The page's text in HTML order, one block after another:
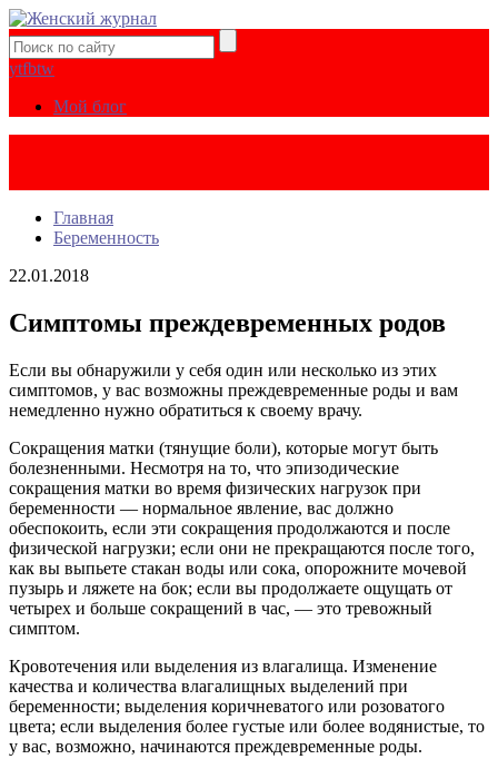
ytfbtw
Мой блог
Главная
Беременность
22.01.2018
Симптомы преждевременных родов
Если вы обнаружили у себя один или несколько из этих
симптомов, у вас возможны преждевременные роды и вам
немедленно нужно обратиться к своему врачу.
Сокращения матки (тянущие боли), которые могут быть
болезненными. Несмотря на то, что эпизодические
сокращения матки во время физических нагрузок при
беременности — нормальное явление, вас должно
обеспокоить, если эти сокращения продолжаются и после
физической нагрузки; если они не прекращаются после того,
как вы выпьете стакан воды или сока, опорожните мочевой
пузырь и ляжете на бок; если вы продолжаете ощущать от
четырех и больше сокращений в час, — это тревожный
симптом.
Кровотечения или выделения из влагалища. Изменение
качества и количества влагалищных выделений при
беременности; выделения коричневатого или розоватого
цвета; если выделения более густые или более водянистые, то
у вас, возможно, начинаются преждевременные роды.